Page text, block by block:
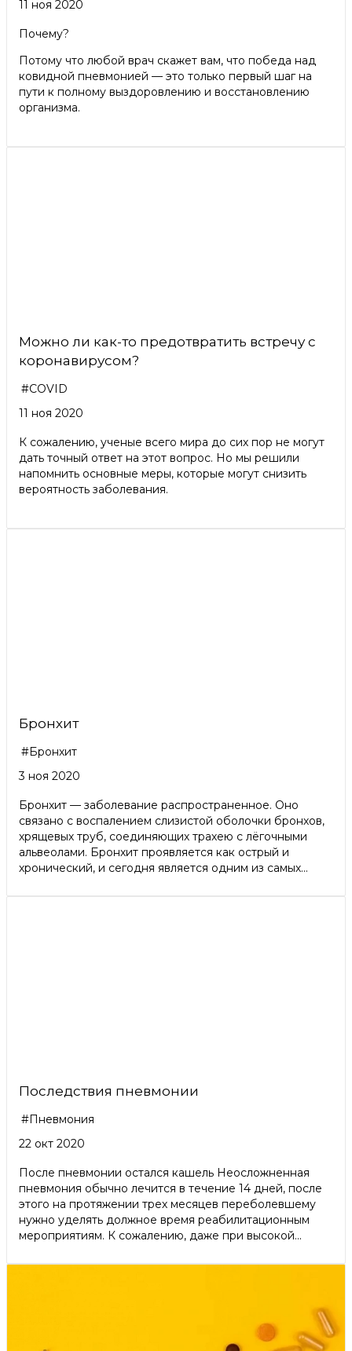
11 ноя 2020
Почему?
Потому что любой врач скажет вам, что победа над
ковидной пневмонией — это только первый шаг на
пути к полному выздоровлению и восстановлению
организма.
Можно ли как-то предотвратить встречу с
коронавирусом?
#COVID
11 ноя 2020
К сожалению, ученые всего мира до сих пор не могут
дать точный ответ на этот вопрос. Но мы решили
напомнить основные меры, которые могут снизить
вероятность заболевания.
Бронхит
#Бронхит
3 ноя 2020
Бронхит — заболевание распространенное. Оно
связано с воспалением слизистой оболочки бронхов,
хрящевых труб, соединяющих трахею с лёгочными
альвеолами. Бронхит проявляется как острый и
хронический, и сегодня является одним из самых...
Последствия пневмонии
#Пневмония
22 окт 2020
После пневмонии остался кашель Неосложненная
пневмония обычно лечится в течение 14 дней, после
этого на протяжении трех месяцев переболевшему
нужно уделять должное время реабилитационным
мероприятиям. К сожалению, даже при высокой...